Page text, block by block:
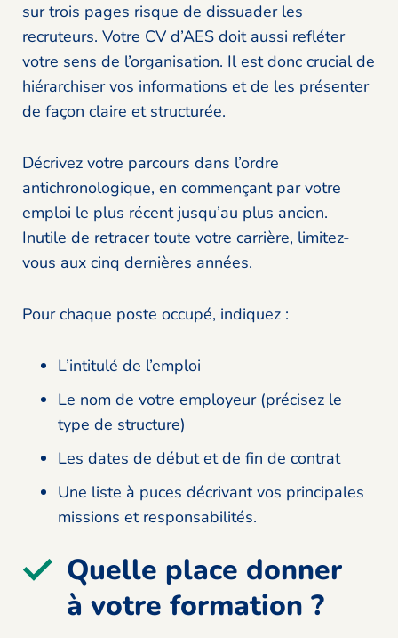
sur trois pages risque de dissuader les
recruteurs. Votre CV d’AES doit aussi refléter
votre sens de l’organisation. Il est donc crucial de
hiérarchiser vos informations et de les présenter
de façon claire et structurée.
Décrivez votre parcours dans l’ordre
antichronologique, en commençant par votre
emploi le plus récent jusqu’au plus ancien.
Inutile de retracer toute votre carrière, limitez-
vous aux cinq dernières années.
Pour chaque poste occupé, indiquez :
L’intitulé de l’emploi
Le nom de votre employeur (précisez le
type de structure)
Les dates de début et de fin de contrat
Une liste à puces décrivant vos principales
missions et responsabilités.
Quelle place donner
à votre formation ?